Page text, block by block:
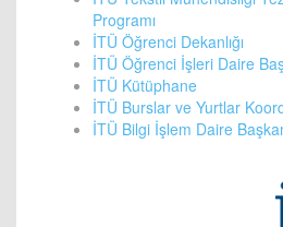
Programı
İTÜ Öğrenci Dekanlığı
İTÜ Öğrenci İşleri Daire
İTÜ Kütüphane
İTÜ Burslar ve Yurtlar
İTÜ Bilgi İşlem Daire